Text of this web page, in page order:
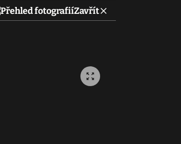
Přehled fotografiíZavřít